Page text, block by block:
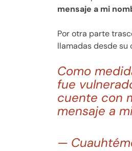
mensaje a mi
Por otra parte
llamadas desde su
Como
fue
cuente con
mensaje a
—